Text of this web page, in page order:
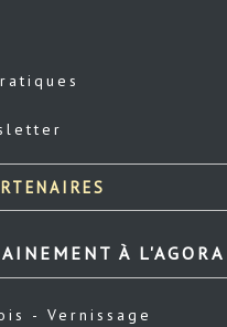
À L'AGORA
- Vernissage